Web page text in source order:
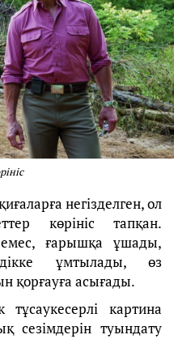
негізделген, ол
көрініс тапқан.
емес, ғарышқа ұшады,
ұмтылады, өз
қорғауға асығады.
тұсаукесерлі картина
сезімдерін туындату